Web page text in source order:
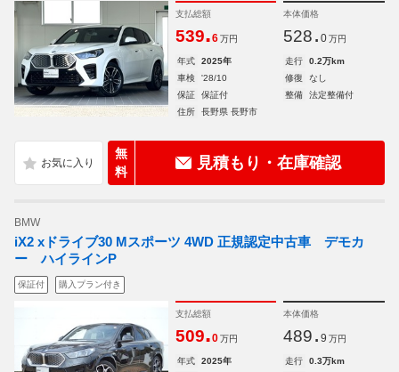
支払総額
539.6 万円
本体価格
528. 0 万円
年式 2025年 走行
0.2万km
車検
'28/10 修復
なし
保証
保証付 整備
法定整備付
住所
長野県 長野市
無
料
見積もり・在庫確認
BMW
iX2 xドライブ30 Mスポーツ 4WD 正規認定中古車 デモカ
ー ハイラインP
保証付 購入プラン付き
支払総額
509.0 万円
本体価格
489. 9 万円
年式 2025年 走行
0.3万km